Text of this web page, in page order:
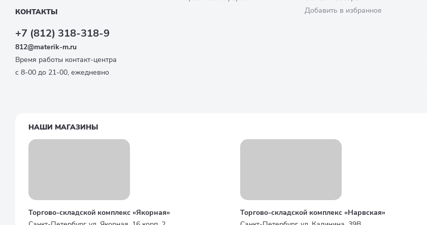
КОНТАКТЫ
+7 (812) 318-318-9
812@materik-m.ru
Время работы контакт-центра
с 8-00 до 21-00, ежедневно
Добавить в избранное
НАШИ МАГАЗИНЫ
Торгово-складской комплекс «Якорная»
Торгово-складской комплекс «Нарвская»